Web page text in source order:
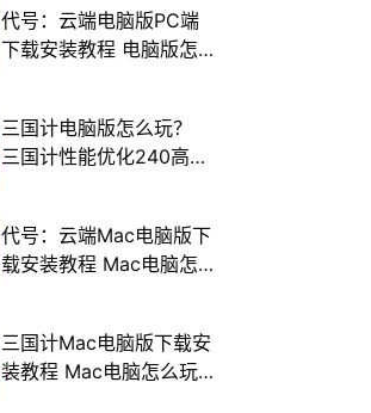
代号：云端电脑版PC端
下载安装教程 电脑版怎
三国计电脑版怎么玩？
三国计性能优化240高帧
代号：云端Mac电脑版下
载安装教程 Mac电脑怎
三国计Mac电脑版下载安
装教程 Mac电脑怎么玩